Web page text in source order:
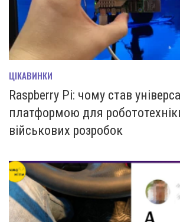
ЦІКАВИНКИ
Raspberry Pi: чому став
платформою для
військових розробок